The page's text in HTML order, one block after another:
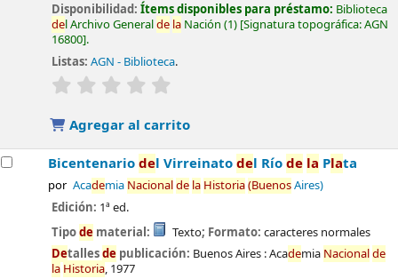
Disponibilidad:Ítems disponibles para préstamo: Biblioteca
del Archivo Generalde la Nación (1) Signatura topográfica:AGN
16800 .
Listas: AGN - Biblioteca.
valoración
Agregar al carrito
Bicentenariodel Virreinatodel Ríode la Plata
por Academia Nacionalde la Historia(BuenosAires)
Edición: 1ª ed.
Tipode material: Texto; Formato: caracteres normales
Detallesde publicación: Buenos Aires :Academia Nacionalde
la Historia, 1977